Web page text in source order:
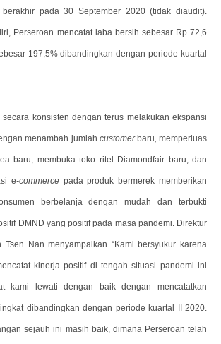
pada 30 September 2020 (tidak diaudit).
Perseroan mencatat laba bersih sebesar Rp 72,6
197,5% dibandingkan dengan periode kuartal
konsisten dengan terus melakukan ekspansi
menambah jumlah customerbaru,memperluas
baru, membuka toko ritel Diamondfair baru, dan
e-commercepada produk bermerek memberikan
berbelanja dengan mudah dan terbukti
DMND yang positif pada masa pandemi. Direktur
Tsen Nan menyampaikan “Kami bersyukur karena
kinerja positif di tengah situasi pandemi ini
kami lewati dengan baik dengan mencatatkan
dibandingkan dengan periode kuartal II 2020.
sejauh ini masih baik, dimana Perseroan telah